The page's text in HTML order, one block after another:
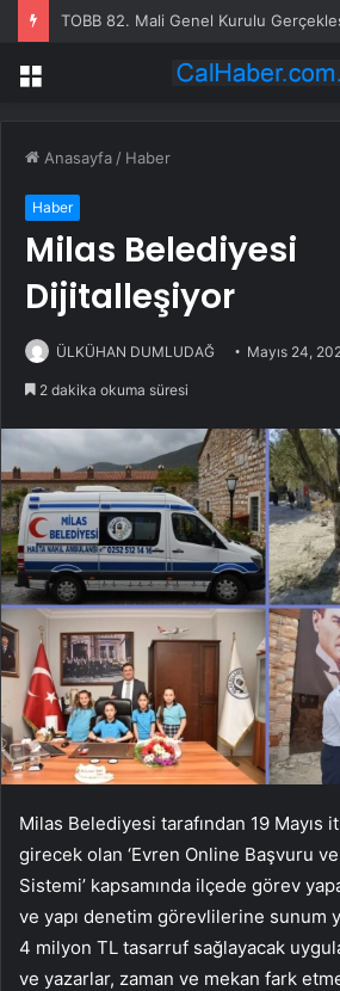
TOBB 82. Mali Genel Kurulu
Menü
Anasayfa / Haber
Haber
Milas Belediyesi
Dijitalleşiyor
ÜLKÜHAN DUMLUDAĞ Mayıs 24,
2 dakika okuma süresi
Milas Belediyesi tarafından 19 Mayıs
girecek olan ‘Evren Online Başvuru
Sistemi’ kapsamında ilçede görev
ve yapı denetim görevlilerine sunum
4 milyon TL tasarruf sağlayacak
ve yazarlar, zaman ve mekan fark